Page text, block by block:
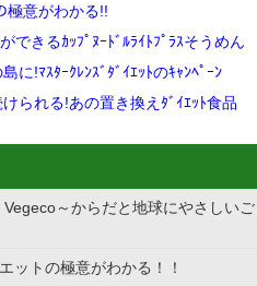
極意がわかる!!
できるｶｯﾌﾟﾇｰﾄﾞﾙﾗｲﾄﾌﾟﾗｽそうめん
に!ﾏｽﾀｰｸﾚﾝｽﾞﾀﾞｲｴｯﾄのｷｬﾝﾍﾟｰﾝ
られる!あの置き換えﾀﾞｲｴｯﾄ食品
～からだと地球にやさしいご
ットの極意がわかる！！